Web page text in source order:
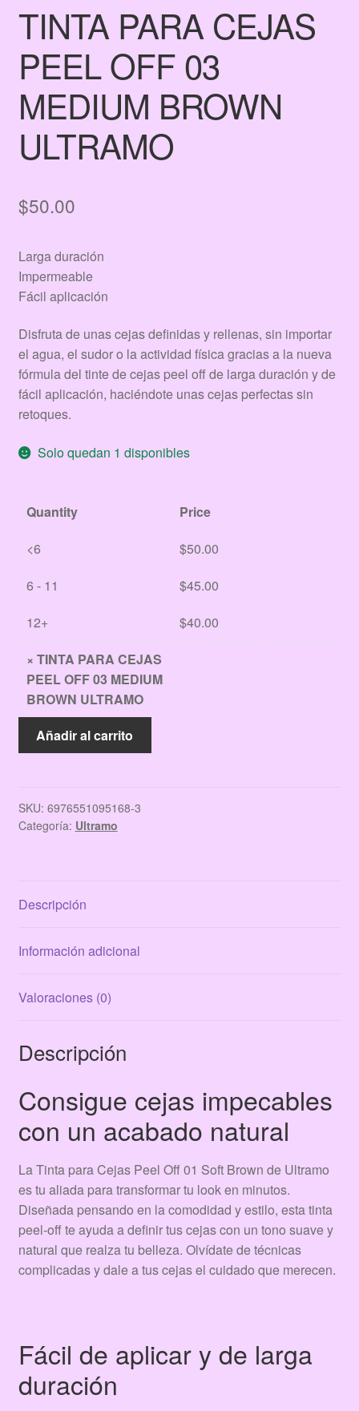
TINTA PARA CEJAS
PEEL OFF 03
MEDIUM BROWN
ULTRAMO
$50.00
Larga duración
Impermeable
Fácil aplicación
Disfruta de unas cejas definidas y rellenas, sin importar
el agua, el sudor o la actividad física gracias a la nueva
fórmula del tinte de cejas peel off de larga duración y de
fácil aplicación, haciéndote unas cejas perfectas sin
retoques.
Solo quedan 1 disponibles
Quantity
Price
<6
$50.00
6 - 11
$45.00
12+
$40.00
× TINTA PARA CEJAS
PEEL OFF 03 MEDIUM
BROWN ULTRAMO
TINTA
PARA
OFF
03
cantidad
Añadir al carrito
SKU: 6976551095168-3
Categoría: Ultramo
Descripción
Información adicional
Valoraciones (0)
Descripción
Consigue cejas impecables
con un acabado natural
La Tinta para Cejas Peel Off 01 Soft Brown de Ultramo
es tu aliada para transformar tu look en minutos.
Diseñada pensando en la comodidad y estilo, esta tinta
peel-off te ayuda a definir tus cejas con un tono suave y
natural que realza tu belleza. Olvídate de técnicas
complicadas y dale a tus cejas el cuidado que merecen.
Fácil de aplicar y de larga
duración